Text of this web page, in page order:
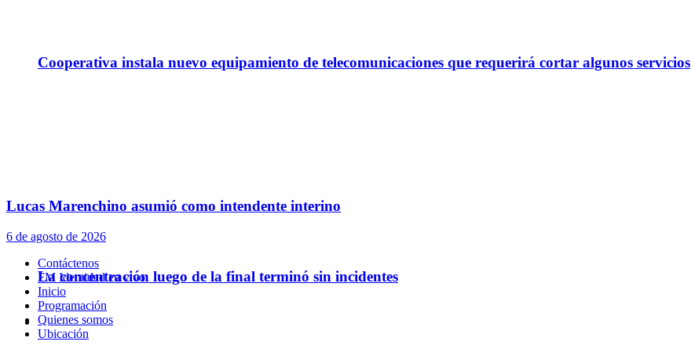
Cooperativa instala nuevo equipamiento de telecomunicaciones que requerirá cortar algunos servicios
La concentración luego de la final terminó sin incidentes
Policiales
Lucas Marenchino asumió como intendente interino
6 de agosto de 2026
Contáctenos
FM Identidad en vivo
Inicio
Programación
Quienes somos
Ubicación